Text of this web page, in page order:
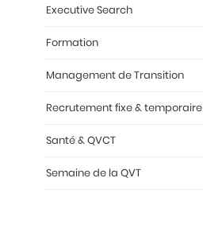
Executive Search
Formation
Management de Transition
Recrutement fixe & temporaire
Santé & QVCT
Semaine de la QVT